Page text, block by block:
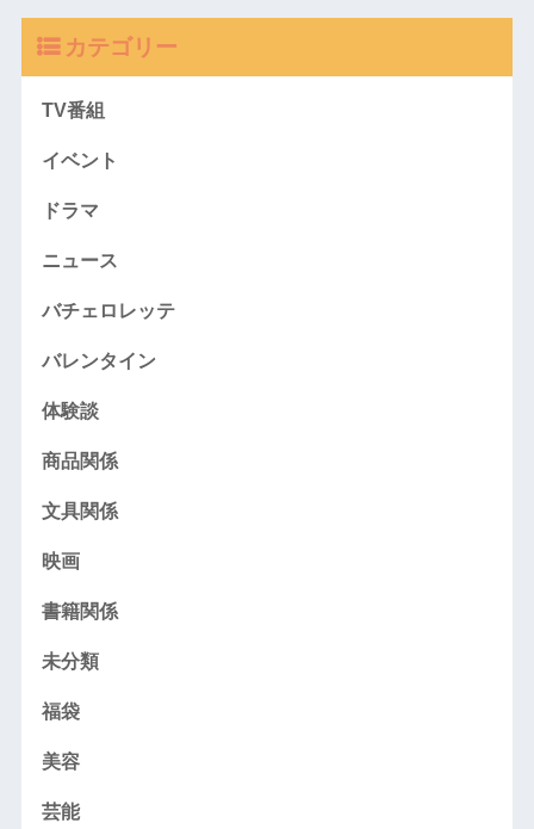
カテゴリー
TV番組
イベント
ドラマ
ニュース
バチェロレッテ
バレンタイン
体験談
商品関係
文具関係
映画
書籍関係
未分類
福袋
美容
芸能